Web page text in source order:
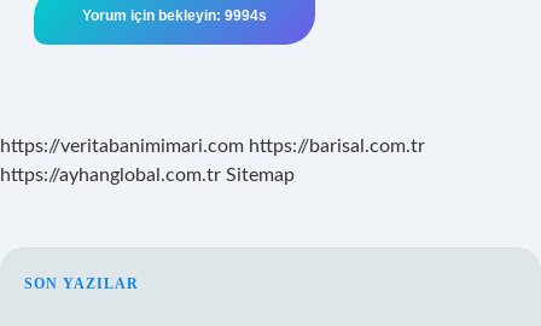
https://veritabanimimari.com https://barisal.com.tr
https://ayhanglobal.com.tr Sitemap
SIDEBAR
SON YAZILAR